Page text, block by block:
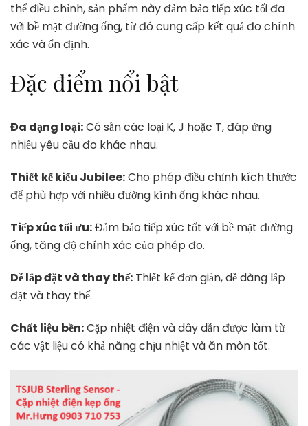
thể điều chỉnh, sản phẩm này đảm bảo tiếp xúc tối đa
với bề mặt đường ống, từ đó cung cấp kết quả đo chính
xác và ổn định.
Đặc điểm nổi bật
Đa dạng loại:Có sẵn các loại K, J hoặc T, đáp ứng
nhiều yêu cầu đo khác nhau.
Thiết kế kiểu Jubilee:Cho phép điều chỉnh kích thước
để phù hợp với nhiều đường kính ống khác nhau.
Tiếp xúc tối ưu:Đảm bảo tiếp xúc tốt với bề mặt đường
ống, tăng độ chính xác của phép đo.
Dễ lắp đặt và thay thế: Thiết kế đơn giản, dễ dàng lắp
đặt và thay thế.
Chất liệu bền:Cặp nhiệt điện và dây dẫn được làm từ
các vật liệu có khả năng chịu nhiệt và ăn mòn tốt.